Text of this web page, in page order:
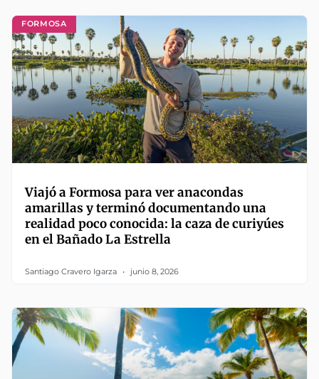
FORMOSA
Viajó a Formosa para ver anacondas
amarillas y terminó documentando una
realidad poco conocida: la caza de curiyúes
en el Bañado La Estrella
Santiago Cravero Igarza junio 8, 2026